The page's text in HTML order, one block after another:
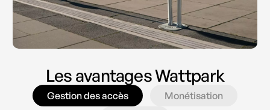
Les avantages Wattpark
Gestion des accès
Monétisation